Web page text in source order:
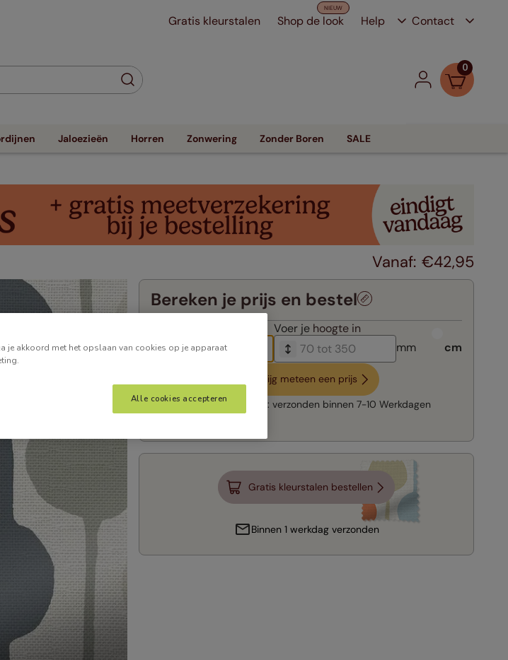
Gratis kleurstalen Shop de look Help Contact
0
Jaloezieën Horren Zonwering Zonder Boren SALE
€42,95
Bereken je prijs en bestel
Voer je hoogte in
mm
cm
Krijg meteen een prijs
Snelle levering: verzonden binnen 7-10 Werkdagen
Gratis kleurstalen bestellen
Binnen 1 werkdag verzonden
je akkoord met het opslaan van cookies op je apparaat
Alle cookies accepteren